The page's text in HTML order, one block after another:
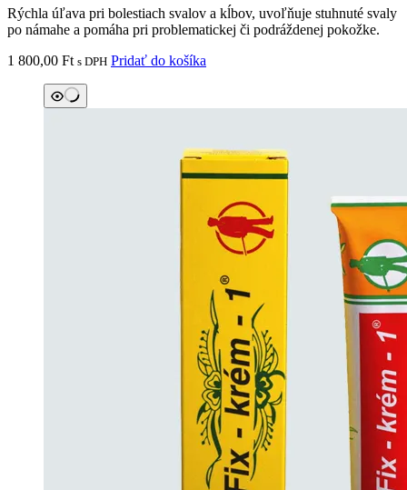
Rýchla úľava pri bolestiach svalov a kĺbov, uvoľňuje stuhnuté svaly
po námahe a pomáha pri problematickej či podráždenej pokožke.
1 800,00 Ft s DPH Pridať do košíka